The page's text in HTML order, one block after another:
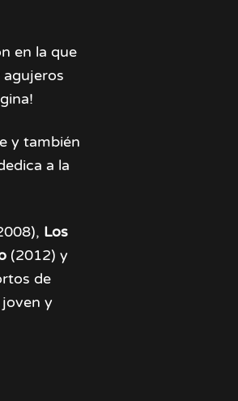
en la que
agujeros
y también
a la
Los
(2012) y
de
y